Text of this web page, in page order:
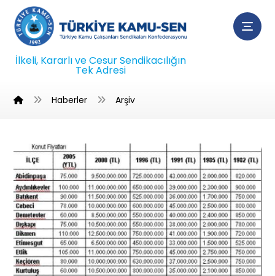
İlkeli, Kararlı ve Cesur Sendikacılığın
Tek Adresi
Haberler Arşiv